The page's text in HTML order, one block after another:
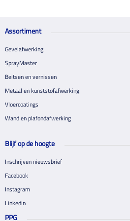
Assortiment
Gevelafwerking
SprayMaster
Beitsen en vernissen
Metaal en kunststofafwerking
Vloercoatings
Wand en plafondafwerking
Blijf op de hoogte
Inschrijven nieuwsbrief
Facebook
Instagram
Linkedin
PPG